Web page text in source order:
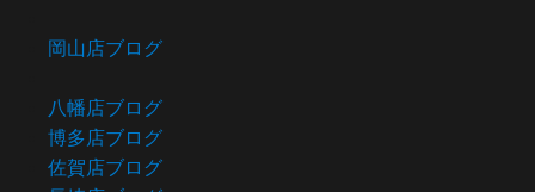
岡山店ブログ
八幡店ブログ
博多店ブログ
佐賀店ブログ